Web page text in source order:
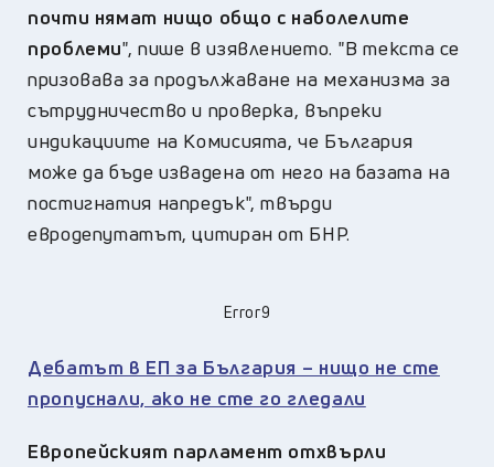
почти нямат нищо общо с наболелите
проблеми", пише в изявлението. "В текста се
призовава за продължаване на механизма за
сътрудничество и проверка, въпреки
индикациите на Комисията, че България
може да бъде извадена от него на базата на
постигнатия напредък", твърди
евродепутатът, цитиран от БНР.
Error9
Дебатът в ЕП за България – нищо не сте
пропуснали, ако не сте го гледали
Европейският парламент отхвърли